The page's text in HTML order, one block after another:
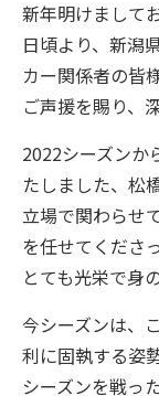
新年明けまして
日頃より、新潟
カー関係者の皆
ご声援を賜り、
2022シーズンか
たしました、松
立場で関わらせ
を任せてくださ
とても光栄で身
今シーズンは、
利に固執する姿
シーズンを戦っ